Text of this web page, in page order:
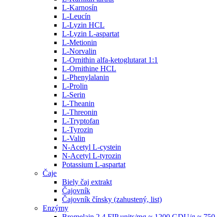
L-Karnosín
L-Leucín
L-Lyzin HCL
L-Lyzin L-aspartat
L-Metionin
L-Norvalin
L-Ornithin alfa-ketoglutarat 1:1
L-Ornithine HCL
L-Phenylalanin
L-Prolin
L-Serin
L-Theanin
L-Threonin
L-Tryptofan
L-Tyrozin
L-Valin
N-Acetyl L-cystein
N-Acetyl L-tyrozin
Potassium L-aspartat
Čaje
Biely čaj extrakt
Čajovník
Čajovník čínsky (zahustený, list)
Enzýmy